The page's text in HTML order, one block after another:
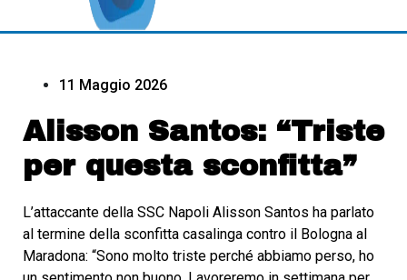
11 Maggio 2026
Alisson Santos: “Triste
per questa sconfitta”
L’attaccante della SSC Napoli Alisson Santos ha parlato
al termine della sconfitta casalinga contro il Bologna al
Maradona: “Sono molto triste perché abbiamo perso, ho